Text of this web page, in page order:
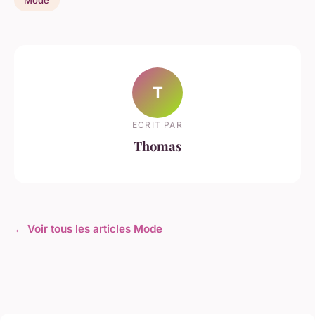
T
ECRIT PAR
Thomas
← Voir tous les articles Mode